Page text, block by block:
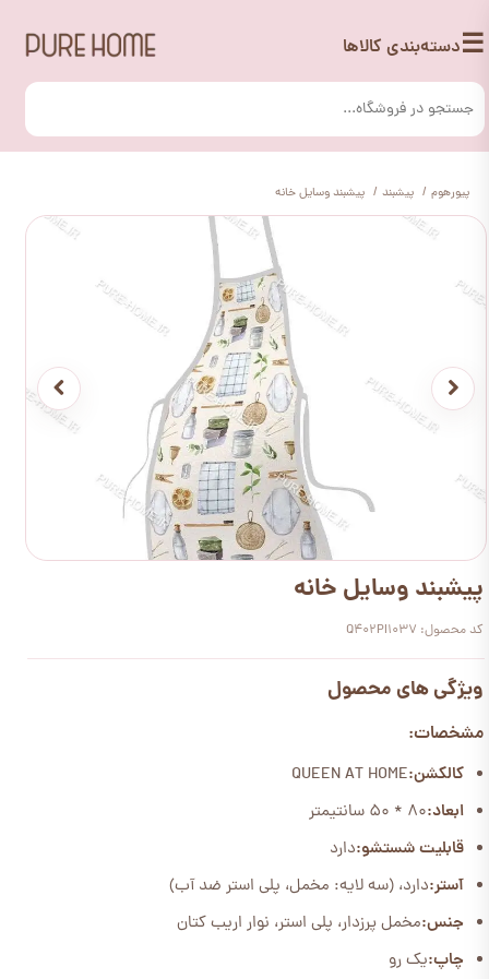
☰دسته‌بندی کالاها
پیورهوم پیشبند پیشبند وسایل خانه
پیشبند وسایل خانه
کد محصول: Q402PI1037
ویژگی های محصول
مشخصات:
کالکشن:QUEEN AT HOME
ابعاد:80 * 50 سانتیمتر
قابلیت شستشو:دارد
آستر:دارد، (سه لایه: مخمل، پلی استر ضد آب)
جنس:مخمل پرزدار، پلی استر، نوار اریب کتان
چاپ:یک رو